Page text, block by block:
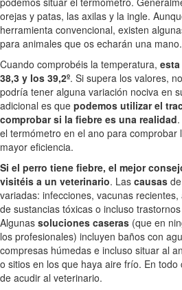
orejas y patas, las axilas y la ingle.
herramienta convencional, existen
para animales que os echarán una mano.
Cuando comprobéis la temperatura,
38,3 y los 39,2º. Si supera los valores,
podría tener alguna variación nociva en
adicional es que podemos utilizar el
comprobar si la fiebre es una realidad
el termómetro en el ano para comprobar
mayor eficiencia.
Si el perro tiene fiebre, el mejor
visitéis a un veterinario. Las causas
variadas: infecciones, vacunas
de sustancias tóxicas o incluso
Algunas soluciones caseras (que en
los profesionales) incluyen baños con
compresas húmedas e incluso situar al
o sitios en los que haya aire frío. En
de acudir al veterinario.